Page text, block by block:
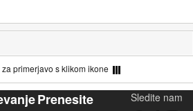
primerjavo s klikom ikone
Prenesite
Sledite nam